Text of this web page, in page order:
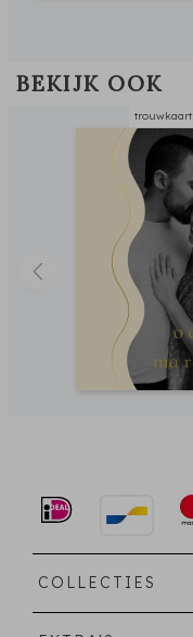
BEKIJK OOK
trouwkaart
COLLECTIES